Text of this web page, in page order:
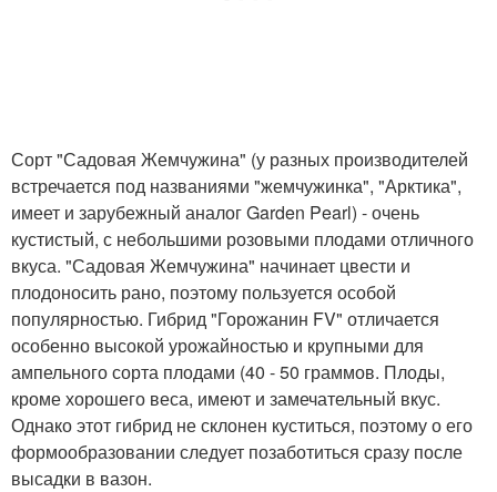
Сорт "Садовая Жемчужина" (у разных производителей
встречается под названиями "жемчужинка", "Арктика",
имеет и зарубежный аналог Garden Pearl) - очень
кустистый, с небольшими розовыми плодами отличного
вкуса. "Садовая Жемчужина" начинает цвести и
плодоносить рано, поэтому пользуется особой
популярностью. Гибрид "Горожанин FV" отличается
особенно высокой урожайностью и крупными для
ампельного сорта плодами (40 - 50 граммов. Плоды,
кроме хорошего веса, имеют и замечательный вкус.
Однако этот гибрид не склонен куститься, поэтому о его
формообразовании следует позаботиться сразу после
высадки в вазон.